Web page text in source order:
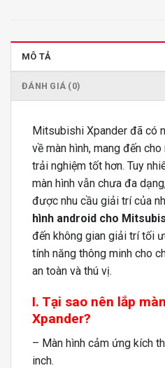
MÔ TẢ
ĐÁNH GIÁ (0)
Mitsubishi Xpander đã có
về màn hình, mang đến
trải nghiệm tốt hơn. Tuy
màn hình vẫn chưa đa
được nhu cầu giải trí của
hình android cho
đến không gian giải trí tối
tính năng thông minh cho
an toàn và thú vị.
I. Tại sao nên lắp
Xpander?
– Màn hình cảm ứng kích
inch.